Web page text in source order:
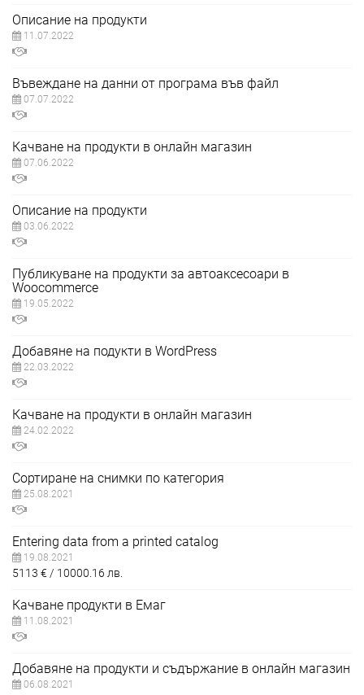
Описание на продукти
11.07.2022
Въвеждане на данни от програма във файл
07.07.2022
Качване на продукти в онлайн магазин
07.06.2022
Описание на продукти
03.06.2022
Публикуване на продукти за автоаксесоари в
Woocommerce
19.05.2022
Добавяне на подукти в WordPress
22.03.2022
Качване на продукти в онлайн магазин
24.02.2022
Сортиране на снимки по категория
25.08.2021
Entering data from a printed catalog
19.08.2021
5113 € 10000.16 лв.
Качване продукти в Емаг
11.08.2021
Добавяне на продукти и съдържание в онлайн магазин
06.08.2021